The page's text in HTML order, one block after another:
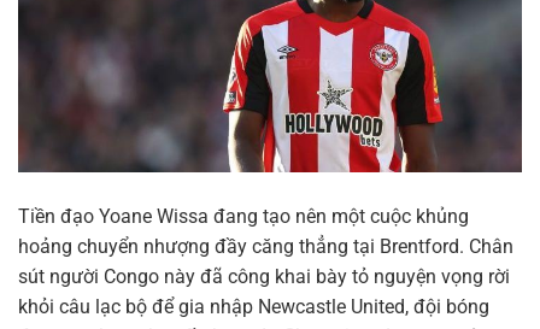
Tiền đạo Yoane Wissa đang tạo nên một cuộc khủng
hoảng chuyển nhượng đầy căng thẳng tại Brentford. Chân
sút người Congo này đã công khai bày tỏ nguyện vọng rời
khỏi câu lạc bộ để gia nhập Newcastle United, đội bóng